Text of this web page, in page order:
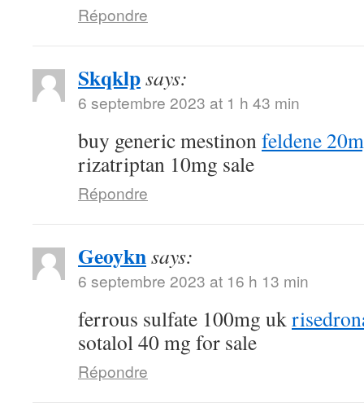
Répondre
Skqklpsays:
6 septembre 2023 at 1 h 43 min
buy generic mestinonfeldene
rizatriptan 10mg sale
Répondre
Geoyknsays:
6 septembre 2023 at 16 h 13 min
ferrous sulfate 100mg uk
sotalol 40 mg for sale
Répondre